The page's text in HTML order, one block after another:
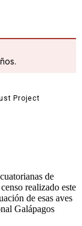
de
realizado este
de esas aves
Galápagos